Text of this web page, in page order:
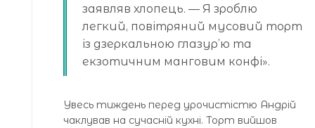
заявляв хлопець. — Я зроблю
легкий, повітряний мусовий торт
із дзеркальною глазур’ю та
екзотичним манговим конфі».
Увесь тиждень перед урочистістю Андрій
чаклував на сучасній кухні. Торт вийшов